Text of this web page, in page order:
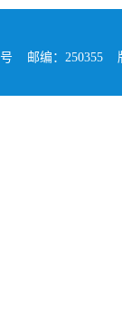
号 邮编：250355